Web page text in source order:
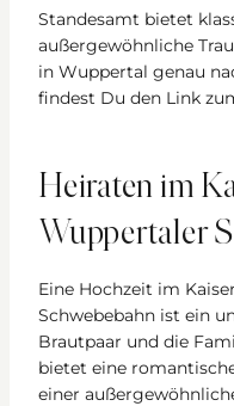
Standesamt bietet
außergewöhnliche
in Wuppertal genau
findest Du den Link
Heiraten im
Wuppertaler
Eine Hochzeit im
Schwebebahn ist ein
Brautpaar und die
bietet eine
einer